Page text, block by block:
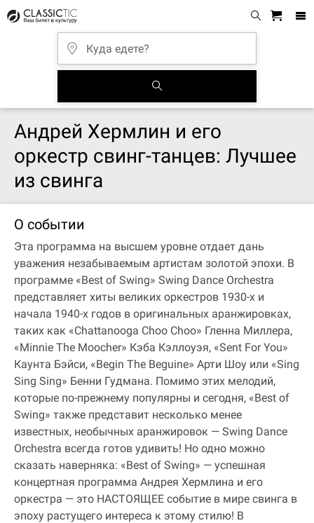
Андрей Хермлин и его
оркестр свинг-танцев: Лучшее
из свинга
О событии
Эта программа на высшем уровне отдает дань
уважения незабываемым артистам золотой эпохи. В
программе «Best of Swing» Swing Dance Orchestra
представляет хиты великих оркестров 1930-х и
начала 1940-х годов в оригинальных аранжировках,
таких как «Chattanooga Choo Choo» Гленна Миллера,
«Minnie The Moocher» Кэба Кэллоуэя, «Sent For You»
Каунта Бэйси, «Begin The Beguine» Арти Шоу или «Sing
Sing Sing» Бенни Гудмана. Помимо этих мелодий,
которые по-прежнему популярны и сегодня, «Best of
Swing» также представит несколько менее
известных, необычных аранжировок — Swing Dance
Orchestra всегда готов удивить! Но одно можно
сказать наверняка: «Best of Swing» — успешная
концертная программа Андрея Хермлина и его
оркестра — это НАСТОЯЩЕЕ событие в мире свинга в
эпоху растущего интереса к этому стилю! В